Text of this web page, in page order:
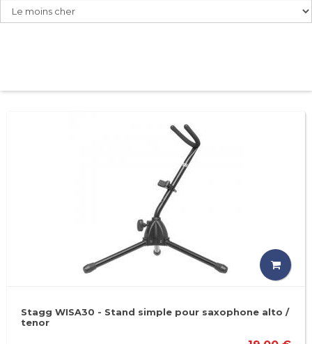
Stagg WISA30 - Stand simple pour saxophone alto /
tenor